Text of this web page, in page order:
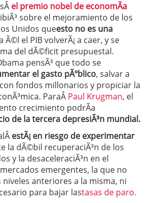
el premio nobel de economÃ­a
sobre el mejoramiento de los
Unidos queesto no es una
Ã©l el PIB volverÃ¡ a caer, y se
del dÃ©ficit presupuestal.
pensÃ³ que todo se
el gasto pÃºblico, salvar a
fondos millonarios y propiciar la
ParaÂ Paul Krugman, el
crecimiento podrÃ­a
de la tercera depresiÃ³n mundial.
estÃ¡ en riesgo de experimentar
la dÃ©bil recuperaciÃ³n de los
y la desaceleraciÃ³n en el
emergentes, la que no
anteriores a la misma, ni
para bajar lastasas de paro.